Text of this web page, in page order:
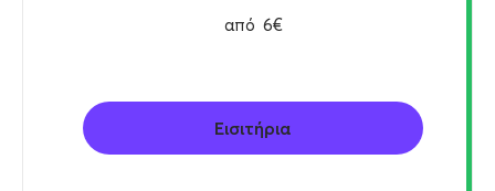
από 6€
Εισιτήρια